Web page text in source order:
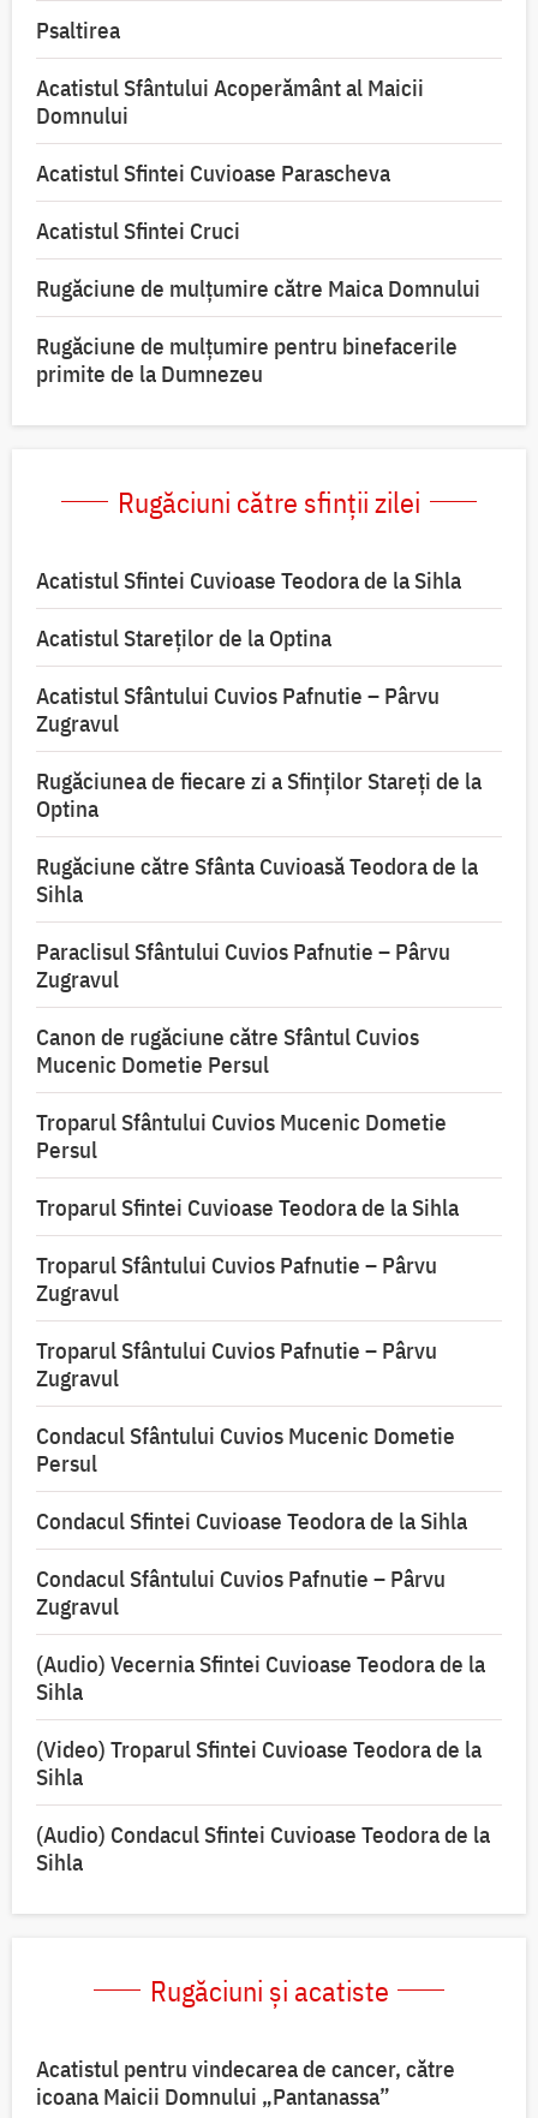
Psaltirea
Acatistul Sfântului Acoperământ al Maicii
Domnului
Acatistul Sfintei Cuvioase Parascheva
Acatistul Sfintei Cruci
Rugăciune de mulţumire către Maica Domnului
Rugăciune de mulțumire pentru binefacerile
primite de la Dumnezeu
Rugăciuni către sfinții zilei
Acatistul Sfintei Cuvioase Teodora de la Sihla
Acatistul Stareţilor de la Optina
Acatistul Sfântului Cuvios Pafnutie – Pârvu
Zugravul
Rugăciunea de fiecare zi a Sfinților Stareți de la
Optina
Rugăciune către Sfânta Cuvioasă Teodora de la
Sihla
Paraclisul Sfântului Cuvios Pafnutie – Pârvu
Zugravul
Canon de rugăciune către Sfântul Cuvios
Mucenic Dometie Persul
Troparul Sfântului Cuvios Mucenic Dometie
Persul
Troparul Sfintei Cuvioase Teodora de la Sihla
Troparul Sfântului Cuvios Pafnutie – Pârvu
Zugravul
Troparul Sfântului Cuvios Pafnutie – Pârvu
Zugravul
Condacul Sfântului Cuvios Mucenic Dometie
Persul
Condacul Sfintei Cuvioase Teodora de la Sihla
Condacul Sfântului Cuvios Pafnutie – Pârvu
Zugravul
(Audio) Vecernia Sfintei Cuvioase Teodora de la
Sihla
(Video) Troparul Sfintei Cuvioase Teodora de la
Sihla
(Audio) Condacul Sfintei Cuvioase Teodora de la
Sihla
Rugăciuni și acatiste
Acatistul pentru vindecarea de cancer, către
icoana Maicii Domnului „Pantanassa”